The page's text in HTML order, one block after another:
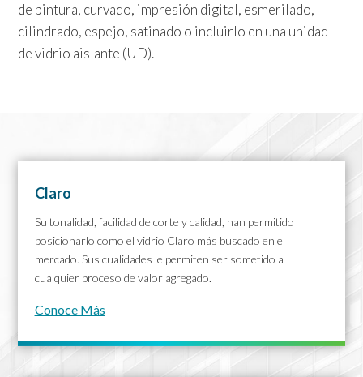
de pintura, curvado, impresión digital, esmerilado,
cilindrado, espejo, satinado o incluirlo en una unidad
de vidrio aislante (UD).
Claro
Su tonalidad, facilidad de corte y calidad, han permitido
posicionarlo como el vidrio Claro más buscado en el
mercado. Sus cualidades le permiten ser sometido a
cualquier proceso de valor agregado.
Conoce Más